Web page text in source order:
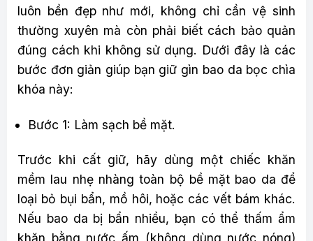
luôn bền đẹp như mới, không chỉ cần vệ sinh
thường xuyên mà còn phải biết cách bảo quản
đúng cách khi không sử dụng. Dưới đây là các
bước đơn giản giúp bạn giữ gìn bao da bọc chìa
khóa này:
Bước 1: Làm sạch bề mặt.
Trước khi cất giữ, hãy dùng một chiếc khăn
mềm lau nhẹ nhàng toàn bộ bề mặt bao da để
loại bỏ bụi bẩn, mồ hôi, hoặc các vết bám khác.
Nếu bao da bị bẩn nhiều, bạn có thể thấm ẩm